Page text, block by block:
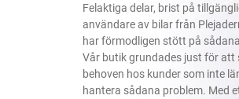
Felaktiga delar, brist på
användare av bilar från
har förmodligen stött på
Vår butik grundades just för att
behoven hos kunder som inte
hantera sådana problem. Med